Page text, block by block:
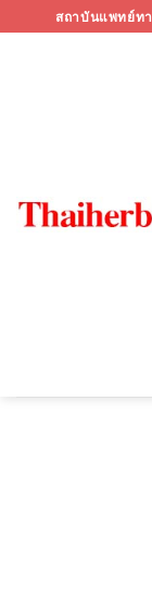
to
สถาบันแพทย์ท